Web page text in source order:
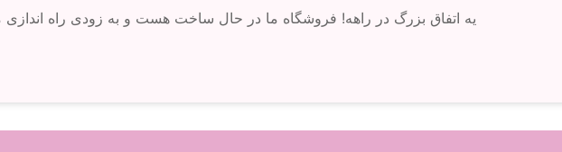
یه اتفاق بزرگ در راهه! فروشگاه ما در حال ساخت هست و به زودی راه اندازی